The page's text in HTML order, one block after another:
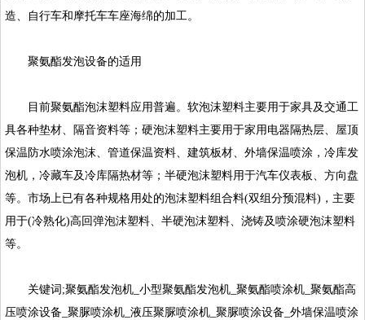
造、自行车和摩托车车座海绵的加工。
聚氨酯发泡设备的适用
目前聚氨酯泡沫塑料应用普遍。软泡沫塑料主要用于家具及交通工
具各种垫材、隔音资料等；硬泡沫塑料主要用于家用电器隔热层、屋顶
保温防水喷涂泡沫、管道保温资料、建筑板材、外墙保温喷涂，冷库发
泡机，冷藏车及冷库隔热材等；半硬泡沫塑料用于汽车仪表板、方向盘
等。市场上已有各种规格用处的泡沫塑料组合料(双组分预混料)，主要
用于(冷熟化)高回弹泡沫塑料、半硬泡沫塑料、浇铸及喷涂硬泡沫塑料
等。
关键词;聚氨酯发泡机_小型聚氨酯发泡机_ 聚氨酯喷涂机 _聚氨酯高
压喷涂设备_ 聚脲喷涂机 _液压聚脲喷涂机_ 聚脲喷涂设备 _外墙保温喷涂